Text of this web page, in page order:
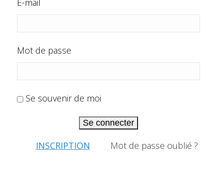
E-mail
Mot de passe
Se souvenir de moi
Se connecter
INSCRIPTION Mot de passe oublié ?